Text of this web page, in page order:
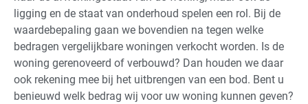
ligging en de staat van onderhoud spelen een rol. Bij de
waardebepaling gaan we bovendien na tegen welke
bedragen vergelijkbare woningen verkocht worden. Is de
woning gerenoveerd of verbouwd? Dan houden we daar
ook rekening mee bij het uitbrengen van een bod. Bent u
benieuwd welk bedrag wij voor uw woning kunnen geven?